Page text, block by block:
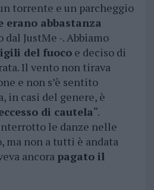
torrente e un parcheggio
erano abbastanza
dal JustMe -. Abbiamo
del fuocoe deciso di
Il vento non tirava
e non s’è sentito
in casi del genere, è
di cautela“.
le danze nelle
ma non a tutti è andata
ancora pagato il